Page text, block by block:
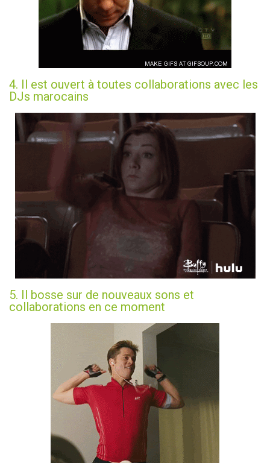
4. Il est ouvert à toutes collaborations avec les
DJs marocains
5. Il bosse sur de nouveaux sons et
collaborations en ce moment